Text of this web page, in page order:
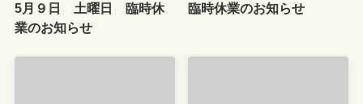
5月９日 土曜日 臨時休
業のお知らせ
臨時休業のお知らせ